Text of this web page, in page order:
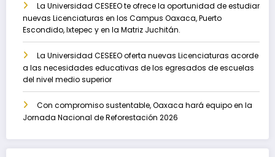
La Universidad CESEEO te ofrece la oportunidad de estudiar
nuevas Licenciaturas en los Campus Oaxaca, Puerto
Escondido, Ixtepec y en la Matriz Juchitán.
La Universidad CESEEO oferta nuevas Licenciaturas acorde
a las necesidades educativas de los egresados de escuelas
del nivel medio superior
Con compromiso sustentable, Oaxaca hará equipo en la
Jornada Nacional de Reforestación 2026